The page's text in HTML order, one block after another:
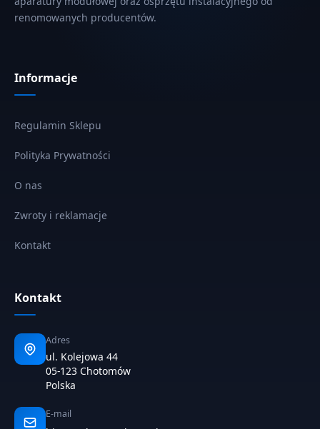
renomowanych producentów.
Informacje
Regulamin Sklepu
Polityka Prywatności
O nas
Zwroty i reklamacje
Kontakt
Kontakt
Adres
ul. Kolejowa 44
05-123 Chotomów
Polska
E-mail